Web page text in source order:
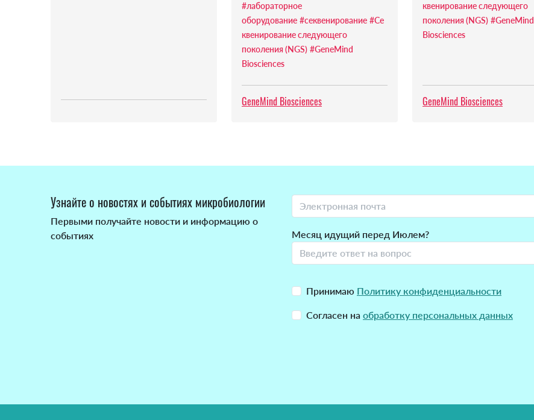
#лабораторное
оборудование #секвенирование #Се
квенирование следующего
поколения (NGS) #GeneMind
Biosciences
GeneMind Biosciences
квенирование следующего
поколения (NGS) #GeneMind
Biosciences
GeneMind Biosciences
Узнайте о новостях и событиях микробиологии
Первыми получайте новости и информацию о
событиях
Месяц идущий перед Июлем?
Принимаю Политику конфиденциальности
Согласен на обработку персональных данных